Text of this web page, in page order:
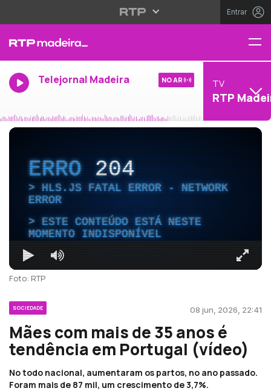
Entrar
Telejornal Madeira NO AR TV
RTP
ERRO204
HLS.JS FATAL ERROR - NETWORK
ERROR
ESTE CONTEÚDO ESTÁ NESTE
MOMENTO INDISPONÍVEL
Foto: RTP
SOCIEDADE 08 jun, 2026, 22:41
Mães com mais de 35 anos é
tendência em Portugal (vídeo)
No todo nacional, aumentaram os partos, no ano passado.
Foram mais de 87 mil, um crescimento de 3,7%.